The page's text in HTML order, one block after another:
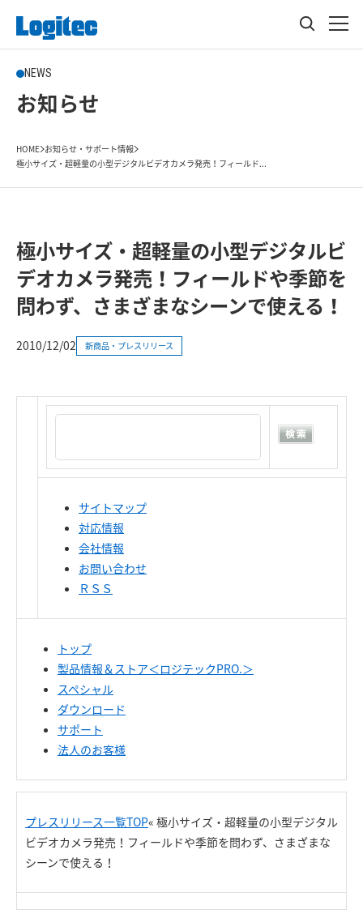
NEWS
お知らせ
HOME お知らせ・サポート情報
極小サイズ・超軽量の小型デジタルビデオカメラ発売！フィールド...
極小サイズ・超軽量の小型デジタルビ
デオカメラ発売！フィールドや季節を
問わず、さまざまなシーンで使える！
2010/12/02 新商品・プレスリリース
サイトマップ
対応情報
会社情報
お問い合わせ
ＲＳＳ
トップ
製品情報＆ストア＜ロジテックPRO.＞
スペシャル
ダウンロード
サポート
法人のお客様
プレスリリース一覧TOP« 極小サイズ・超軽量の小型デジタル
ビデオカメラ発売！フィールドや季節を問わず、さまざまな
シーンで使える！